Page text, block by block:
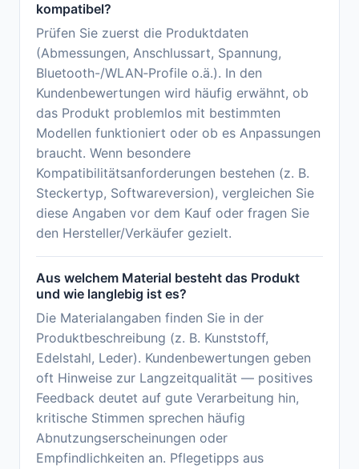
kompatibel?
Prüfen Sie zuerst die Produktdaten
(Abmessungen, Anschlussart, Spannung,
Bluetooth-/WLAN‑Profile o.ä.). In den
Kundenbewertungen wird häufig erwähnt, ob
das Produkt problemlos mit bestimmten
Modellen funktioniert oder ob es Anpassungen
braucht. Wenn besondere
Kompatibilitätsanforderungen bestehen (z. B.
Steckertyp, Softwareversion), vergleichen Sie
diese Angaben vor dem Kauf oder fragen Sie
den Hersteller/Verkäufer gezielt.
Aus welchem Material besteht das Produkt
und wie langlebig ist es?
Die Materialangaben finden Sie in der
Produktbeschreibung (z. B. Kunststoff,
Edelstahl, Leder). Kundenbewertungen geben
oft Hinweise zur Langzeitqualität — positives
Feedback deutet auf gute Verarbeitung hin,
kritische Stimmen sprechen häufig
Abnutzungserscheinungen oder
Empfindlichkeiten an. Pflegetipps aus